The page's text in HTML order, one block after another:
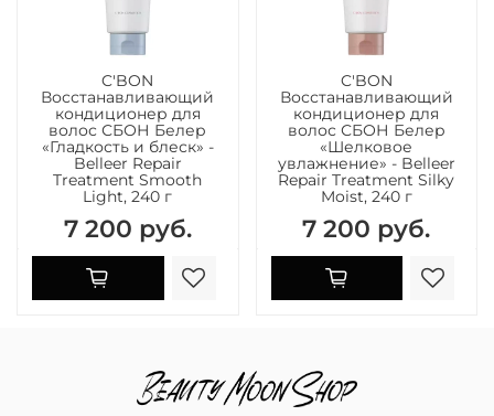
C'BON
Восстанавливающий
кондиционер для
волос СБОН Белер
«Гладкость и блеск» -
Belleer Repair
Treatment Smooth
Light, 240 г
7 200 руб.
C'BON
Восстанавливающий
кондиционер для
волос СБОН Белер
«Шелковое
увлажнение» - Belleer
Repair Treatment Silky
Moist, 240 г
7 200 руб.